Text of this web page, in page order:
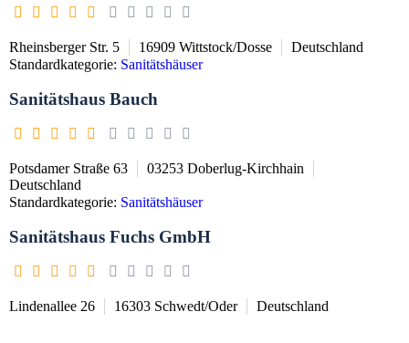
Rheinsberger Str. 5 16909 Wittstock/Dosse
Deutschland
Standardkategorie: Sanitätshäuser
Sanitätshaus Bauch
Potsdamer Straße 63 03253 Doberlug-Kirchhain
Deutschland
Standardkategorie: Sanitätshäuser
Sanitätshaus Fuchs GmbH
Lindenallee 26 16303 Schwedt/Oder Deutschland